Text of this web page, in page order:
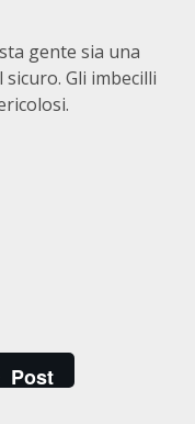
gente sia una
Gli imbecilli
Post